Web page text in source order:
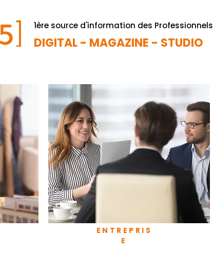
1ère source d'information des Professionnels
DIGITAL - MAGAZINE - STUDIO
ENTREPRIS
E